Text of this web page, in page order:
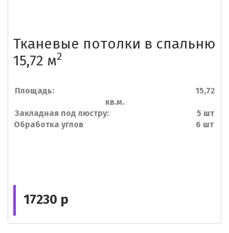
Тканевые потолки в спальню
15,72 м2
Площадь: 15,72
кв.м.
Закладная под люстру: 5 шт
Обработка углов 6 шт
17230 р